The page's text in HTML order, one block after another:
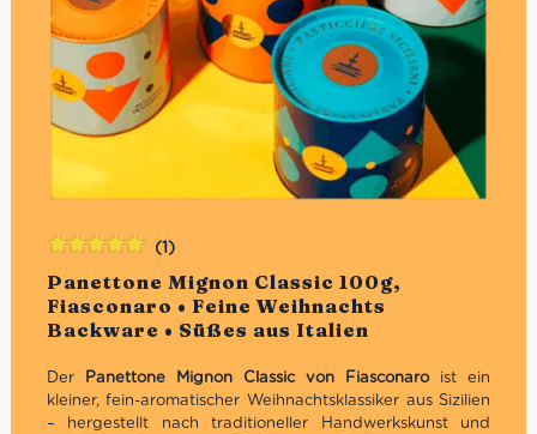
Panettone Mignon Classic 100g,
Fiasconaro • Feine Weihnachts
Backware • Süßes aus Italien
(1)
DerPanettone Mignon Classic von Fiasconaroist ein
kleiner, fein-aromatischer Weihnachtsklassiker aus Sizilien
– hergestellt nach traditioneller Handwerkskunst und
mit5.00von
5